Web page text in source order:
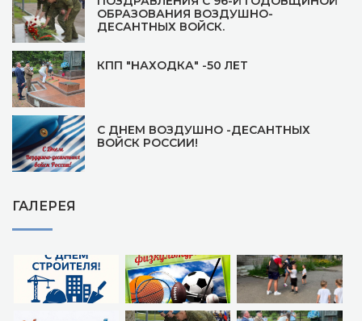
ОБРАЗОВАНИЯ ВОЗДУШНО-
ДЕСАНТНЫХ ВОЙСК.
КПП "НАХОДКА" -50 ЛЕТ
С ДНЕМ ВОЗДУШНО -ДЕСАНТНЫХ
ВОЙСК РОССИИ!
ГАЛЕРЕЯ